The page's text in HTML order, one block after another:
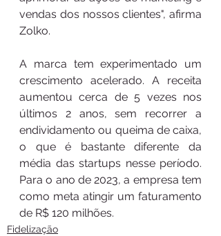
vendas dos nossos clientes", afirma
Zolko.
A marca tem experimentado um
crescimento acelerado. A receita
aumentou cerca de 5 vezes nos
últimos 2 anos, sem recorrer a
endividamento ou queima de caixa,
o que é bastante diferente da
média das startups nesse período.
Para o ano de 2023, a empresa tem
como meta atingir um faturamento
de R$ 120 milhões.
Fidelização